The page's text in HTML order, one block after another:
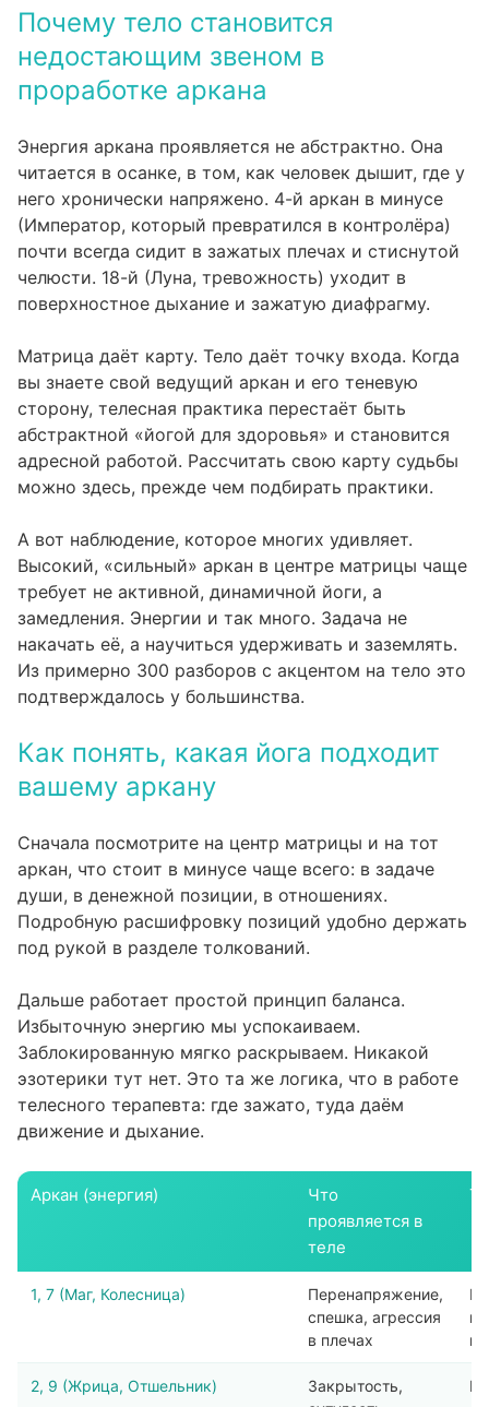
Почему тело становится
недостающим звеном в
проработке аркана
Энергия аркана проявляется не абстрактно. Она
читается в осанке, в том, как человек дышит, где у
него хронически напряжено. 4-й аркан в минусе
(Император, который превратился в контролёра)
почти всегда сидит в зажатых плечах и стиснутой
челюсти. 18-й (Луна, тревожность) уходит в
поверхностное дыхание и зажатую диафрагму.
Матрица даёт карту. Тело даёт точку входа. Когда
вы знаете свой ведущий аркан и его теневую
сторону, телесная практика перестаёт быть
абстрактной «йогой для здоровья» и становится
адресной работой. Рассчитать свою карту судьбы
можно здесь, прежде чем подбирать практики.
А вот наблюдение, которое многих удивляет.
Высокий, «сильный» аркан в центре матрицы чаще
требует не активной, динамичной йоги, а
замедления. Энергии и так много. Задача не
накачать её, а научиться удерживать и заземлять.
Из примерно 300 разборов с акцентом на тело это
подтверждалось у большинства.
Как понять, какая йога подходит
вашему аркану
Сначала посмотрите на центр матрицы и на тот
аркан, что стоит в минусе чаще всего: в задаче
души, в денежной позиции, в отношениях.
Подробную расшифровку позиций удобно держать
под рукой в разделе толкований.
Дальше работает простой принцип баланса.
Избыточную энергию мы успокаиваем.
Заблокированную мягко раскрываем. Никакой
эзотерики тут нет. Это та же логика, что в работе
телесного терапевта: где зажато, туда даём
движение и дыхание.
Аркан (энергия)
Что
проявляется в
теле
1, 7 (Маг, Колесница)
Перенапряжение,
спешка, агрессия
в плечах
2, 9 (Жрица, Отшельник)
Закрытость,